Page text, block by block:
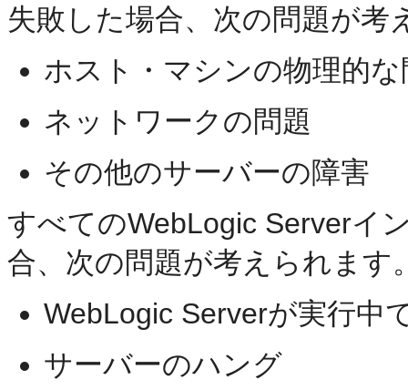
失敗した場合、次の問題が考
ホスト・マシンの物理的な
ネットワークの問題
その他のサーバーの障害
すべてのWebLogic Serverイ
合、次の問題が考えられます
WebLogic Serverが実行中
サーバーのハング